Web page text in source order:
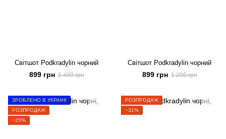
Світшот Podkradylin чорний
899 грн 1 499 грн
Світшот Podkradylin чорний
899 грн 1 200 грн
ЗРОБЛЕНО В УКРАЇНІ
РОЗПРОДАЖ
−25%
РОЗПРОДАЖ
−31%